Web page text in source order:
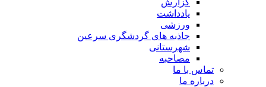
گزارش
یادداشت
ورزشی
جاذبه های گردشگری سرعین
شهرستانی
مصاحبه
تماس با ما
درباره ما